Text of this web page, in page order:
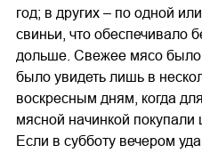
год; в других – по одной
свиньи, что обеспечивало
дольше. Свежее мясо
было увидеть лишь в
воскресным дням, когда
мясной начинкой покупали
Если в субботу вечером